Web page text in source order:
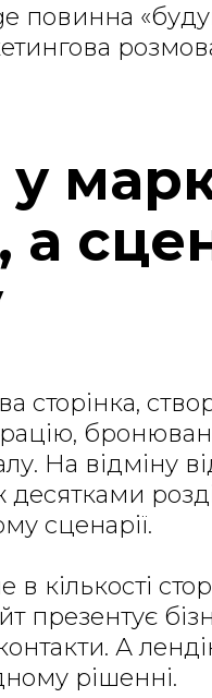
а
сторінка,
На відміну
сценарії.
в кількості
презентує
А
рішенні.